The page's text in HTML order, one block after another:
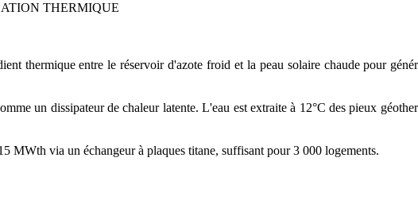
THERMIQUE
thermique entre le réservoir d'azote froid et la peau solaire chaude pour
un dissipateur de chaleur latente. L'eau est extraite à 12°C des pieux
MWth via un échangeur à plaques titane, suffisant pour 3 000 logements.